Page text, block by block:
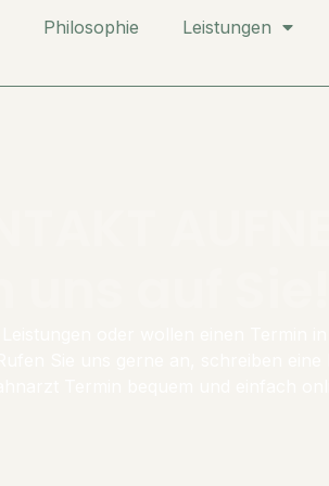
Philosophie Leistungen